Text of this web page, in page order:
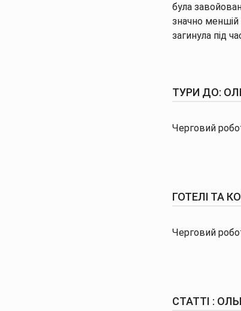
була
значно меншій
загинула під
ТУРИ ДО:
Черговий
ГОТЕЛІ ТА
Черговий
СТАТТІ :